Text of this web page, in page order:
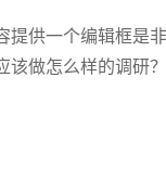
提供一个编辑框是
该做怎么样的调研